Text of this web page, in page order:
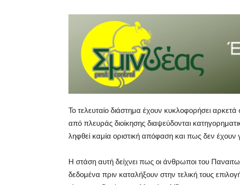
Το τελευταίο διάστημα έχουν κυκλοφορήσει
από πλευράς διοίκησης διαψεύδονται
ληφθεί καμία οριστική απόφαση και πως δεν έχουν
Η στάση αυτή δείχνει πως οι άνθρωποι του
δεδομένα πριν καταλήξουν στην τελική τους